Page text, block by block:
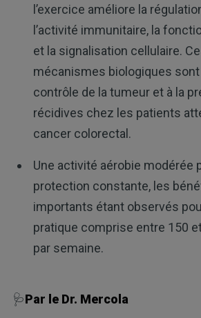
l’exercice améliore la
l’activité immunitaire, la
et la signalisation cellulaire.
mécanismes biologiques
contrôle de la tumeur et à la
récidives chez les patients
cancer colorectal.
Une activité aérobie modérée
protection constante, les
importants étant observés
pratique comprise entre 150
par semaine.
🩺Par le Dr. Mercola